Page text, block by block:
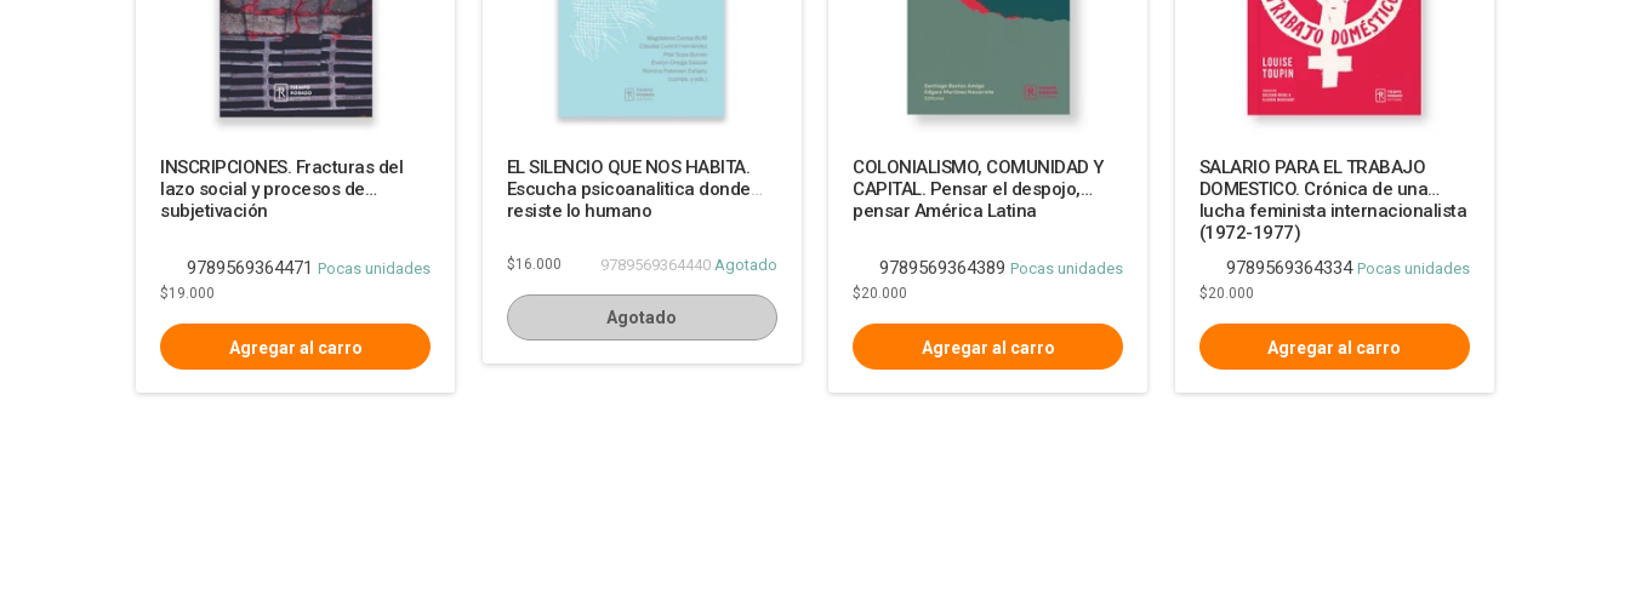
INSCRIPCIONES. Fracturas del
lazo social y procesos de
subjetivación
9789569364471 Pocas unidades
$19.000
EL SILENCIO QUE NOS HABITA.
Escucha psicoanalitica donde
resiste lo humano
9789569364440 Agotado
$16.000
Agotado
COLONIALISMO, COMUNIDAD Y
CAPITAL. Pensar el despojo,
pensar América Latina
9789569364389 Pocas unidades
$20.000
SALARIO PARA EL TRABAJO
DOMESTICO. Crónica de una
lucha feminista internacionalista
(1972-1977)
9789569364334 Pocas unidades
$20.000